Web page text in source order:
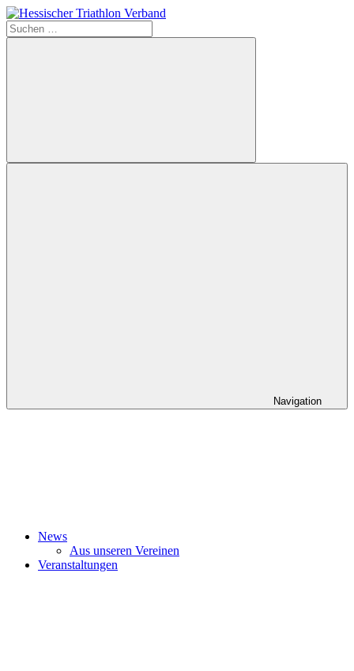
Zum
Inhalt
springen
Hessischer
Suchen
nach:
Suchen
Navigation
News
Aus unseren Vereinen
Veranstaltungen